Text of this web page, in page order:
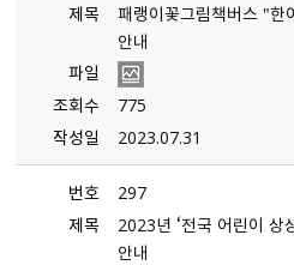
제목
패랭이꽃그림책버스 ＂한
안내
파일
조회수
775
작성일
2023.07.31
번호
297
제목
2023년 ‘전국 어린이 상
안내